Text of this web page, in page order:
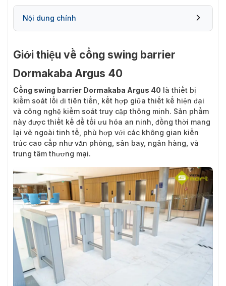
Nội dung chính
Giới thiệu về cổng swing barrier
Dormakaba Argus 40
Cổng swing barrier Dormakaba Argus 40 là thiết bị
kiểm soát lối đi tiên tiến, kết hợp giữa thiết kế hiện đại
và công nghệ kiểm soát truy cập thông minh. Sản phẩm
này được thiết kế để tối ưu hóa an ninh, đồng thời mang
lại vẻ ngoài tinh tế, phù hợp với các không gian kiến
trúc cao cấp như văn phòng, sân bay, ngân hàng, và
trung tâm thương mại.